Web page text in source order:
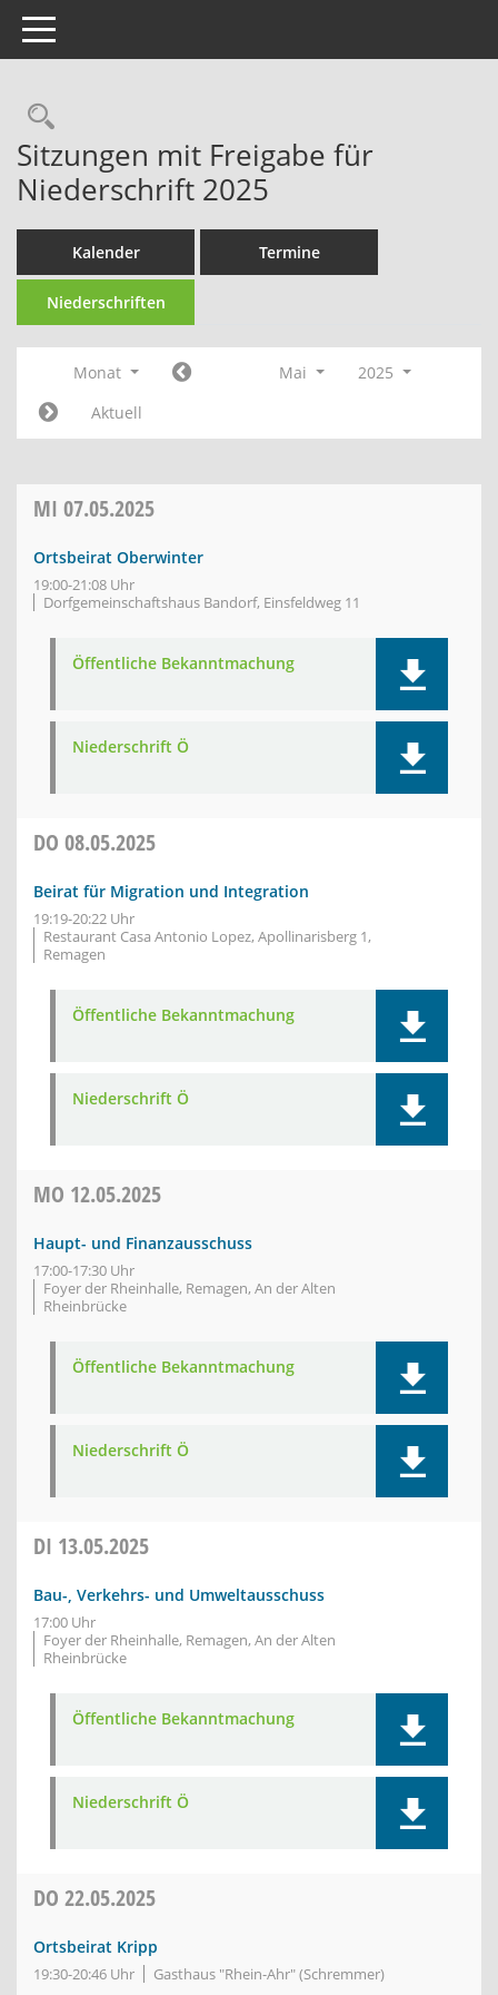
Toggle navigation
Rechercheauswahl
Sitzungen mit Freigabe für
Niederschrift 2025
Kalender Termine
Niederschriften
Monat Mai
2025
Aktuell
MI 07.05.2025
Ortsbeirat Oberwinter
19:00-21:08 Uhr
Dorfgemeinschaftshaus Bandorf, Einsfeldweg 11
Öffentliche Bekanntmachung
Niederschrift Ö
DO 08.05.2025
Beirat für Migration und Integration
19:19-20:22 Uhr
Restaurant Casa Antonio Lopez, Apollinarisberg 1,
Remagen
Öffentliche Bekanntmachung
Niederschrift Ö
MO 12.05.2025
Haupt- und Finanzausschuss
17:00-17:30 Uhr
Foyer der Rheinhalle, Remagen, An der Alten
Rheinbrücke
Öffentliche Bekanntmachung
Niederschrift Ö
DI 13.05.2025
Bau-, Verkehrs- und Umweltausschuss
17:00 Uhr
Foyer der Rheinhalle, Remagen, An der Alten
Rheinbrücke
Öffentliche Bekanntmachung
Niederschrift Ö
DO 22.05.2025
Ortsbeirat Kripp
19:30-20:46 Uhr Gasthaus "Rhein-Ahr" (Schremmer)